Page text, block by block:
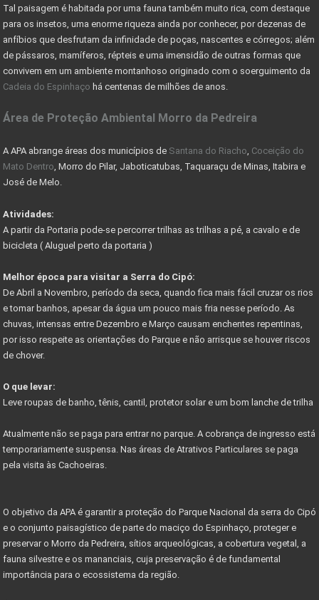
O QUE SÃO ÁREAS DE PRESERVAÇÃO PERMANENTE
CADASTRO AMBIENTAL RURAL (CAR) -
COMO ESCOLHER UM LOTE OU TERRENO PARA COMPRAR
Nevis Sociedade de Responsabilidade Limitada (LLC)
AS VANTAGENS DE UMA HOLDING FAMILIAR - CONHEÇA
DER AUTORIZA CONSTRUÇÃO DE PONTE RIO DAS VELHAS
COMO RESOLVER PROBLEMAS C/ DOCUMENTAÇÃO DE IMÓVEIS
COMO FUNCIONA COMISSÃO DO CORRETOR DE IMÓVEIS
GUIA DE TRILHAS SERRA DO CIPÓ
CIPÓ CLASSIC FESTIVAL - COPA DAS CONFEDERAÇÕES
Começa em junho festival de outono serra do cipó
NOVO ACESSO À SERRA DO CIPÓ
CIRCUITO DE CICLOTURISMO NA SERRA DO CIPÓ
Vetor Norte de BH é a bola da vez do mercado
Listas de documentos para Compra de Imóveis...
Tal paisagem é habitada por uma fauna também muito rica, com destaque
para os insetos, uma enorme riqueza ainda por conhecer, por dezenas de
anfíbios que desfrutam da infinidade de poças, nascentes e córregos; além
de pássaros, mamíferos, répteis e uma imensidão de outras formas que
convivem em um ambiente montanhoso originado com o soerguimento da
Cadeia do Espinhaço há centenas de milhões de anos.
Área de Proteção Ambiental Morro da Pedreira
A APA abrange áreas dos municípios de Santana do Riacho, Coceição do
Mato Dentro, Morro do Pilar, Jaboticatubas, Taquaraçu de Minas, Itabira e
José de Melo.
Atividades:
A partir da Portaria pode-se percorrer trilhas as trilhas a pé, a cavalo e de
bicicleta ( Aluguel perto da portaria )
Melhor época para visitar a Serra do Cipó:
De Abril a Novembro, período da seca, quando fica mais fácil cruzar os rios
e tomar banhos, apesar da água um pouco mais fria nesse período. As
chuvas, intensas entre Dezembro e Março causam enchentes repentinas,
por isso respeite as orientações do Parque e não arrisque se houver riscos
de chover.
O que levar:
Leve roupas de banho, tênis, cantil, protetor solar e um bom lanche de trilha
Atualmente não se paga para entrar no parque. A cobrança de ingresso está
temporariamente suspensa. Nas áreas de Atrativos Particulares se paga
pela visita às Cachoeiras.
O objetivo da APA é garantir a proteção do Parque Nacional da serra do Cipó
e o conjunto paisagístico de parte do maciço do Espinhaço, proteger e
preservar o Morro da Pedreira, sítios arqueológicas, a cobertura vegetal, a
fauna silvestre e os mananciais, cuja preservação é de fundamental
importância para o ecossistema da região.